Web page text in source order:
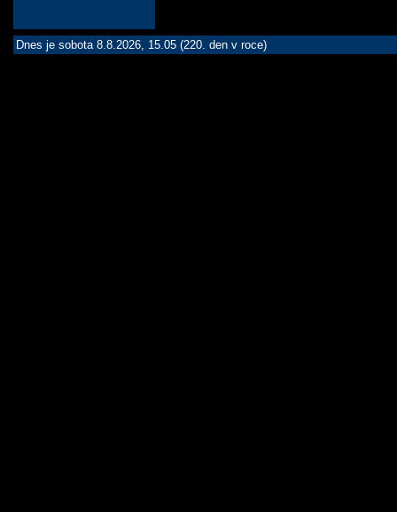
Dnes je sobota 8.8.2026, 15.05 (220. den v roce)